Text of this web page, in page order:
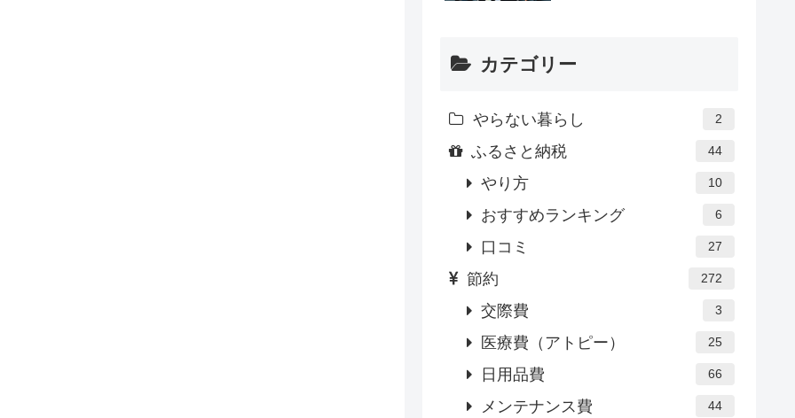
カテゴリー
やらない暮らし 2
ふるさと納税 44
やり方 10
おすすめランキング 6
口コミ 27
節約 272
交際費 3
医療費（アトピー） 25
日用品費 66
メンテナンス費 44